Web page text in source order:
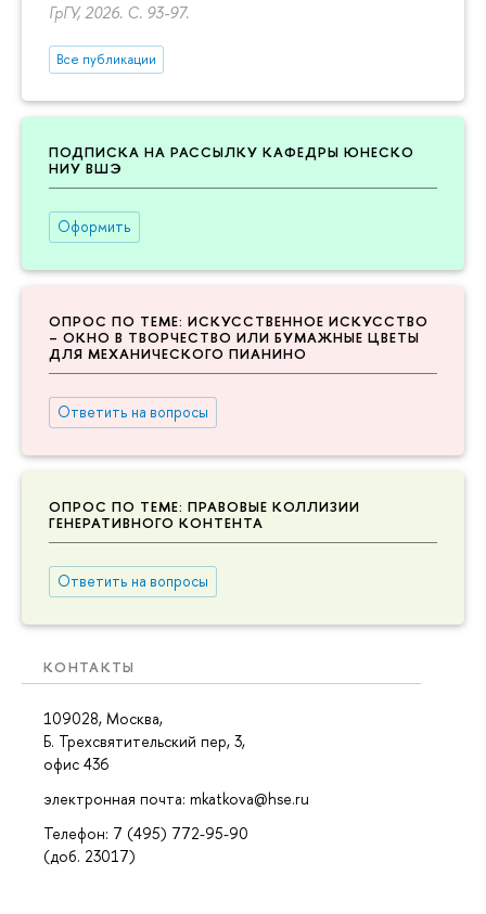
ГрГУ, 2026. С. 93-97.
Все публикации
ПОДПИСКА НА РАССЫЛКУ КАФЕДРЫ ЮНЕСКО
НИУ ВШЭ
Оформить
ОПРОС ПО ТЕМЕ: ИСКУССТВЕННОЕ ИСКУССТВО
– ОКНО В ТВОРЧЕСТВО ИЛИ БУМАЖНЫЕ ЦВЕТЫ
ДЛЯ МЕХАНИЧЕСКОГО ПИАНИНО
Ответить на вопросы
ОПРОС ПО ТЕМЕ: ПРАВОВЫЕ КОЛЛИЗИИ
ГЕНЕРАТИВНОГО КОНТЕНТА
Ответить на вопросы
КОНТАКТЫ
109028, Москва,
Б. Трехсвятительский пер, 3,
офис 436
электронная почта: mkatkova@hse.ru
Телефон: 7 (495) 772-95-90
(доб. 23017)